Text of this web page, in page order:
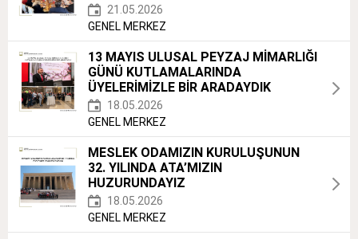
21.05.2026
GENEL MERKEZ
13 MAYIS ULUSAL PEYZAJ MİMARLIĞI
GÜNÜ KUTLAMALARINDA
ÜYELERİMİZLE BİR ARADAYDIK
18.05.2026
GENEL MERKEZ
MESLEK ODAMIZIN KURULUŞUNUN
32. YILINDA ATA’MIZIN
HUZURUNDAYIZ
18.05.2026
GENEL MERKEZ